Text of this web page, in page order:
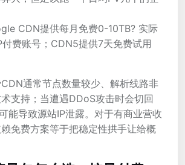
CDN提供每月免费0-10TB? 实际
付费账号；CDN5提供7天免费试用
通常节点数量较少、解析线路非
支持；当遭遇DDoS攻击时会切回
能导致源站IP泄露。对于有商业营收
免费方案等于把稳定性拱手让给概